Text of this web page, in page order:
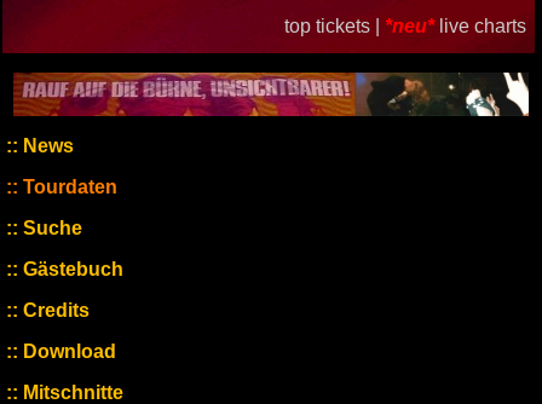
top tickets | *neu* live charts
News
Tourdaten
Suche
Gästebuch
Credits
Download
Mitschnitte